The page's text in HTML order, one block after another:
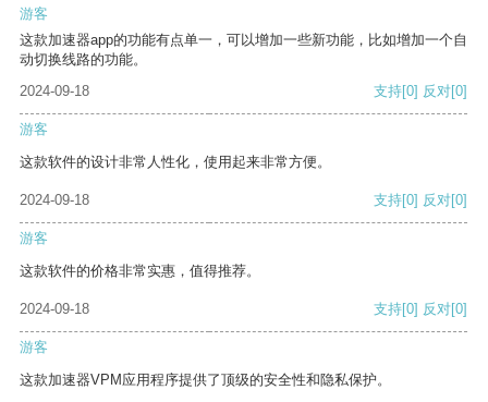
游客
这款加速器app的功能有点单一，可以增加一些新功能，比如增加一个自
动切换线路的功能。
2024-09-18
支持[0] 反对[0]
游客
这款软件的设计非常人性化，使用起来非常方便。
2024-09-18 支持[0] 反对[0]
游客
这款软件的价格非常实惠，值得推荐。
2024-09-18 支持[0] 反对[0]
游客
这款加速器VPM应用程序提供了顶级的安全性和隐私保护。